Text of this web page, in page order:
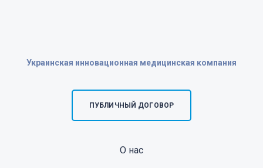
Украинская инновационная медицинская компания
ПУБЛИЧНЫЙ ДОГОВОР
О нас